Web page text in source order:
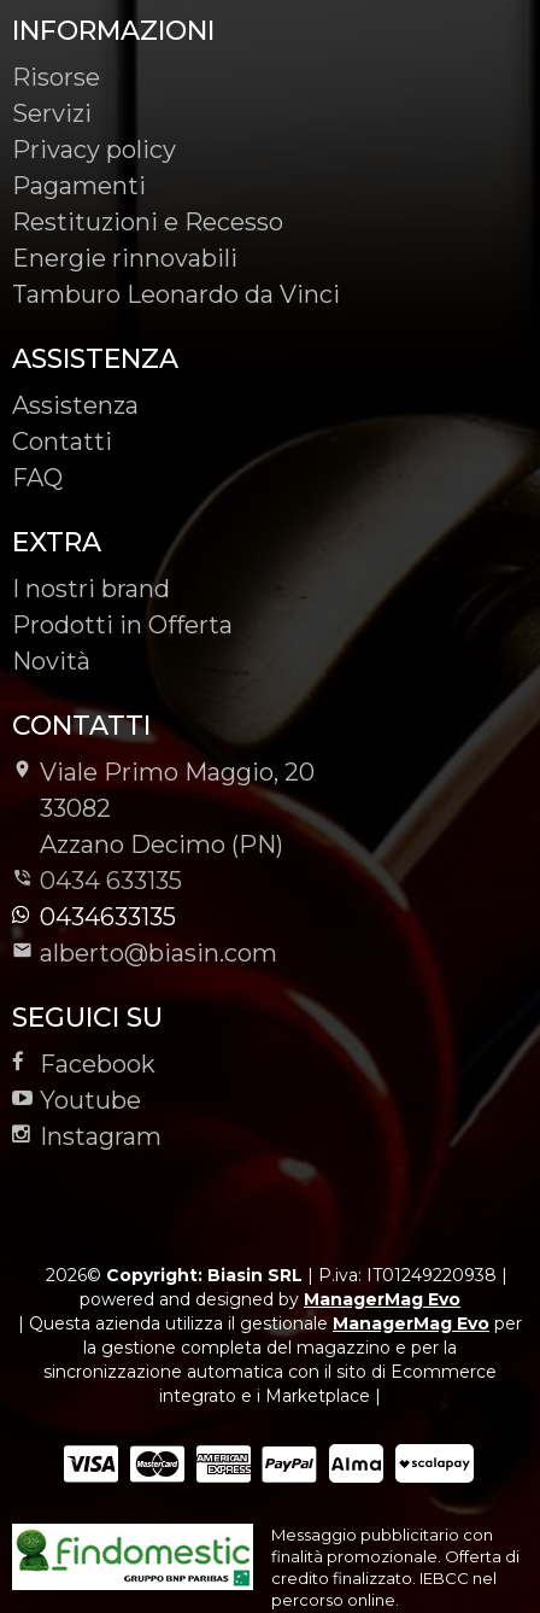
INFORMAZIONI
Risorse
Servizi
Privacy policy
Pagamenti
Restituzioni e Recesso
Energie rinnovabili
Tamburo Leonardo da Vinci
ASSISTENZA
Assistenza
Contatti
FAQ
EXTRA
I nostri brand
Prodotti in Offerta
Novità
CONTATTI
Viale Primo Maggio, 20
-
33082
-
Azzano Decimo (PN)
0434 633135
0434633135
alberto@biasin.com
SEGUICI SU
Facebook
Youtube
Instagram
2026© Copyright: Biasin SRL | P.iva: IT01249220938 |
powered and designed by ManagerMag Evo
| Questa azienda utilizza il gestionale ManagerMag Evo per
la gestione completa del magazzino e per la
sincronizzazione automatica con il sito di Ecommerce
integrato e i Marketplace |
Messaggio pubblicitario con
finalità promozionale. Offerta di
credito finalizzato. IEBCC nel
percorso online.